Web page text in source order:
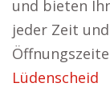
und bieten
jeder Zeit
Lüdenscheid